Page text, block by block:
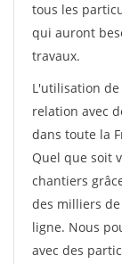
tous les
qui auront
travaux.
L'utilisation
relation avec
dans toute la
Quel que soit
chantiers
des milliers
ligne. Nous
avec des